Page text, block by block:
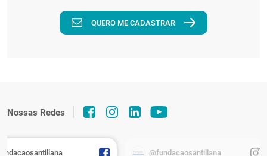
QUERO ME CADASTRAR
Nossas Redes
@fundacaosantillana